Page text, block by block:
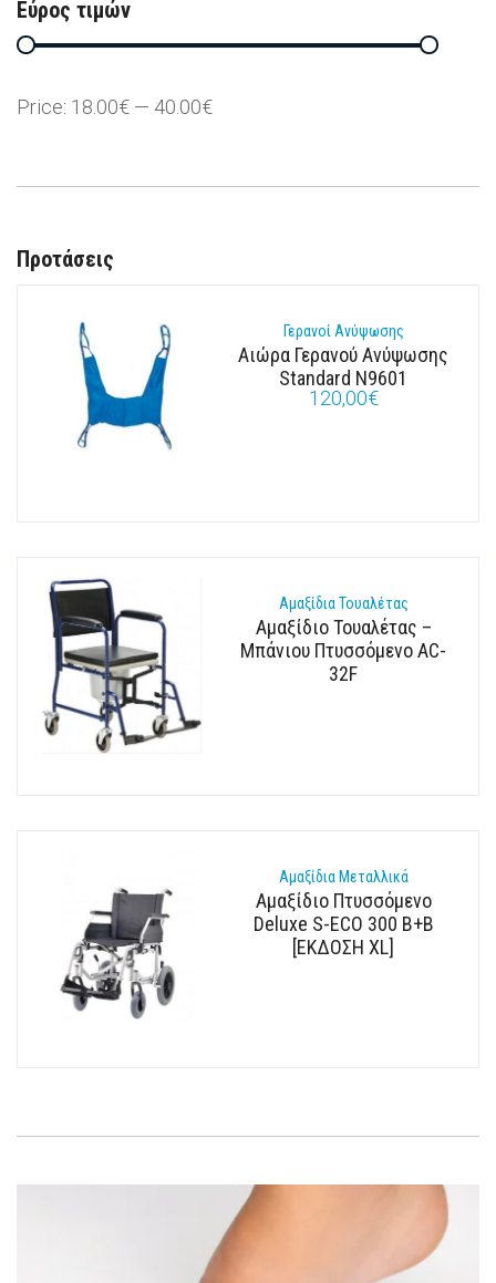
Εύρος τιμών
Price: 18.00€ — 40.00€
Προτάσεις
Γερανοί Ανύψωσης
Αιώρα Γερανού Ανύψωσης
Standard N9601
120,00€
Αμαξίδια Τουαλέτας
Αμαξίδιο Τουαλέτας –
Μπάνιου Πτυσσόμενο AC-
32F
Αμαξίδια Μεταλλικά
Αμαξίδιο Πτυσσόμενο
Deluxe S-ECO 300 B+B
[ΕΚΔΟΣΗ XL]